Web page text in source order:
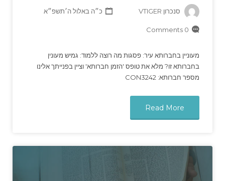
סנכרון VTIGER כ״ה באלול ה׳תשפ״א
0 Comments
מעוניין בחברותא עיר: פסגות מה רוצה ללמוד: גמיש מעונין
בחברותא זו? מלא את טופס 'הזמן חברותא' וציין בפנייתך אלינו
מספר חברותא: CON3242
Read More